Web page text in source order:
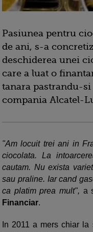
Pasiunea pentru
de ani, s-a
deschiderea unei
care a luat o
tanara pastrandu-
compania Alcatel-
"Am locuit trei ani in
ciocolata. La
cautam. Nu exista
sau praline. Iar cand
ca platim prea mult", a
Financiar.
In 2011 a mers chiar